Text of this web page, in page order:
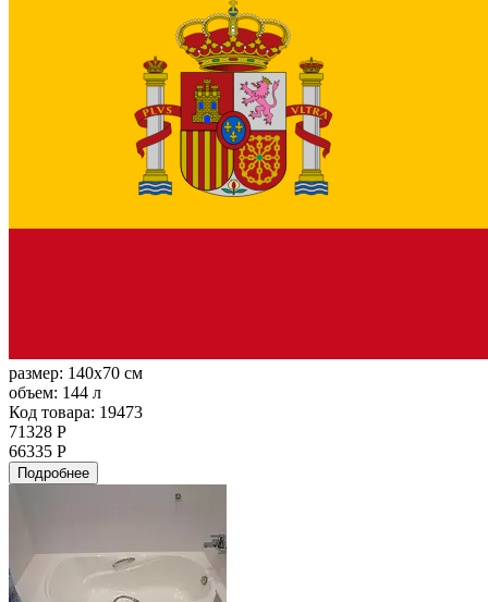
размер: 140x70 см
объем: 144 л
Код товара: 19473
71328 Р
66335 Р
Подробнее